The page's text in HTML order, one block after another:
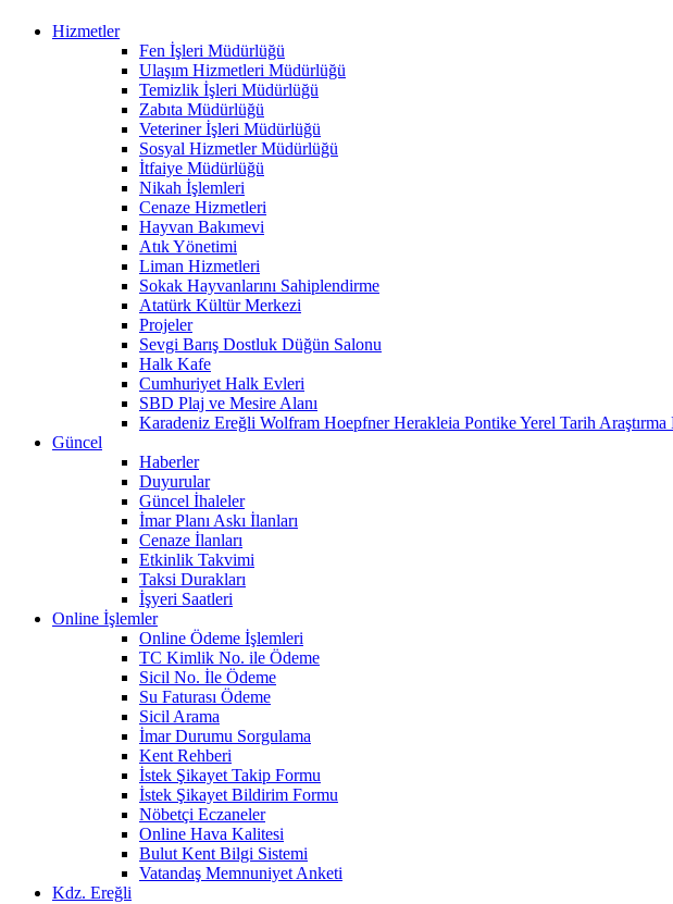
Hizmetler
Fen İşleri Müdürlüğü
Ulaşım Hizmetleri Müdürlüğü
Temizlik İşleri Müdürlüğü
Zabıta Müdürlüğü
Veteriner İşleri Müdürlüğü
Sosyal Hizmetler Müdürlüğü
İtfaiye Müdürlüğü
Nikah İşlemleri
Cenaze Hizmetleri
Hayvan Bakımevi
Atık Yönetimi
Liman Hizmetleri
Sokak Hayvanlarını Sahiplendirme
Atatürk Kültür Merkezi
Projeler
Sevgi Barış Dostluk Düğün Salonu
Halk Kafe
Cumhuriyet Halk Evleri
SBD Plaj ve Mesire Alanı
Karadeniz Ereğli Wolfram Hoepfner Herakleia Pontike Yerel Tarih Araştırma
Güncel
Haberler
Duyurular
Güncel İhaleler
İmar Planı Askı İlanları
Cenaze İlanları
Etkinlik Takvimi
Taksi Durakları
İşyeri Saatleri
Online İşlemler
Online Ödeme İşlemleri
TC Kimlik No. ile Ödeme
Sicil No. İle Ödeme
Su Faturası Ödeme
Sicil Arama
İmar Durumu Sorgulama
Kent Rehberi
İstek Şikayet Takip Formu
İstek Şikayet Bildirim Formu
Nöbetçi Eczaneler
Online Hava Kalitesi
Bulut Kent Bilgi Sistemi
Vatandaş Memnuniyet Anketi
Kdz. Ereğli